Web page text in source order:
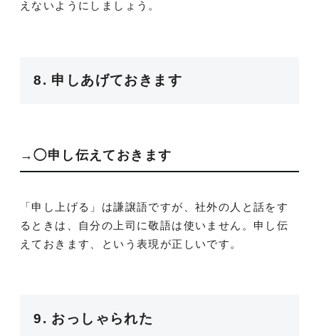
えないようにしましょう。
8. 申しあげておきます
→◯申し伝えておきます
「申し上げる」は謙譲語ですが、社外の人と話をす
るときは、自分の上司に敬語は使いません。申し伝
えておきます、という表現が正しいです。
9. おっしゃられた